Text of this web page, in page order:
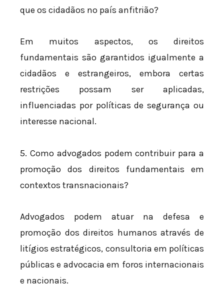
que os cidadãos no país anfitrião?
Em muitos aspectos, os direitos
fundamentais são garantidos igualmente a
cidadãos e estrangeiros, embora certas
restrições possam ser aplicadas,
influenciadas por políticas de segurança ou
interesse nacional.
5. Como advogados podem contribuir para a
promoção dos direitos fundamentais em
contextos transnacionais?
Advogados podem atuar na defesa e
promoção dos direitos humanos através de
litígios estratégicos, consultoria em políticas
públicas e advocacia em foros internacionais
e nacionais.